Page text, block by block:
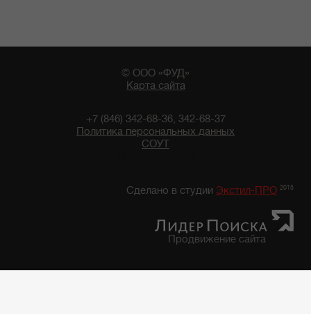
© ООО «ФУД»
Карта сайта
+7 (846) 342-68-36, 342-68-37
Политика персональных данных
СОУТ
Сделано в студии Экстил-ПРО 2015
Продвижение сайта